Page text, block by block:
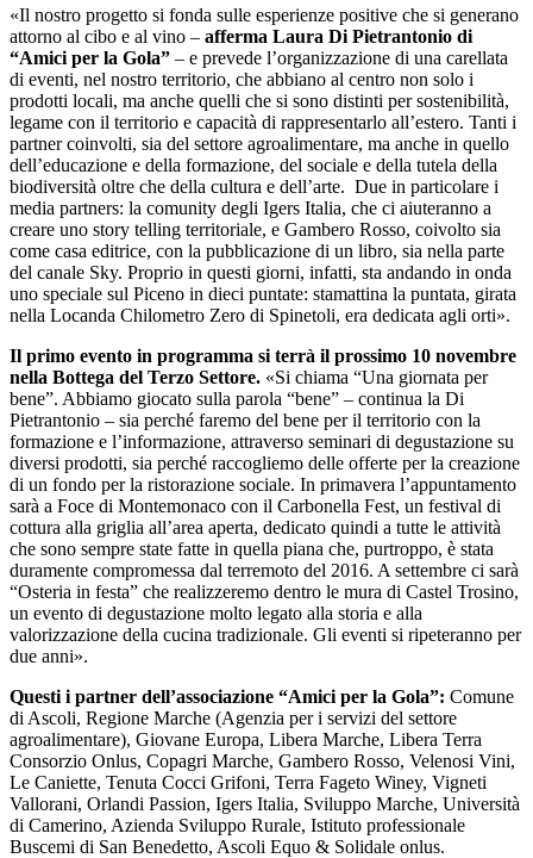
«Il nostro progetto si fonda sulle esperienze positive che si generano
attorno al cibo e al vino – afferma Laura Di Pietrantonio di
“Amici per la Gola” – e prevede l’organizzazione di una carellata
di eventi, nel nostro territorio, che abbiano al centro non solo i
prodotti locali, ma anche quelli che si sono distinti per sostenibilità,
legame con il territorio e capacità di rappresentarlo all’estero. Tanti i
partner coinvolti, sia del settore agroalimentare, ma anche in quello
dell’educazione e della formazione, del sociale e della tutela della
biodiversità oltre che della cultura e dell’arte. Due in particolare i
media partners: la comunity degli Igers Italia, che ci aiuteranno a
creare uno story telling territoriale, e Gambero Rosso, coivolto sia
come casa editrice, con la pubblicazione di un libro, sia nella parte
del canale Sky. Proprio in questi giorni, infatti, sta andando in onda
uno speciale sul Piceno in dieci puntate: stamattina la puntata, girata
nella Locanda Chilometro Zero di Spinetoli, era dedicata agli orti».
Il primo evento in programma si terrà il prossimo 10 novembre
nella Bottega del Terzo Settore. «Si chiama “Una giornata per
bene”. Abbiamo giocato sulla parola “bene” – continua la Di
Pietrantonio – sia perché faremo del bene per il territorio con la
formazione e l’informazione, attraverso seminari di degustazione su
diversi prodotti, sia perché raccogliemo delle offerte per la creazione
di un fondo per la ristorazione sociale. In primavera l’appuntamento
sarà a Foce di Montemonaco con il Carbonella Fest, un festival di
cottura alla griglia all’area aperta, dedicato quindi a tutte le attività
che sono sempre state fatte in quella piana che, purtroppo, è stata
duramente compromessa dal terremoto del 2016. A settembre ci sarà
“Osteria in festa” che realizzeremo dentro le mura di Castel Trosino,
un evento di degustazione molto legato alla storia e alla
valorizzazione della cucina tradizionale. Gli eventi si ripeteranno per
due anni».
Questi i partner dell’associazione “Amici per la Gola”: Comune
di Ascoli, Regione Marche (Agenzia per i servizi del settore
agroalimentare), Giovane Europa, Libera Marche, Libera Terra
Consorzio Onlus, Copagri Marche, Gambero Rosso, Velenosi Vini,
Le Caniette, Tenuta Cocci Grifoni, Terra Fageto Winey, Vigneti
Vallorani, Orlandi Passion, Igers Italia, Sviluppo Marche, Università
di Camerino, Azienda Sviluppo Rurale, Istituto professionale
Buscemi di San Benedetto, Ascoli Equo & Solidale onlus.